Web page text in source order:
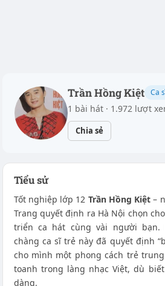
Trần Hồng Kiệt Ca
1 bài hát · 1.972 lượt
Chia sẻ
Tiểu sử
Tốt nghiệp lớp 12 Trần Hồng Kiệt –
Trang quyết định ra Hà Nội chọn
triển ca hát cùng vài người bạn.
chàng ca sĩ trẻ này đã quyết định
cho mình một phong cách trẻ trung
toanh trong làng nhạc Việt, dù
dàng.